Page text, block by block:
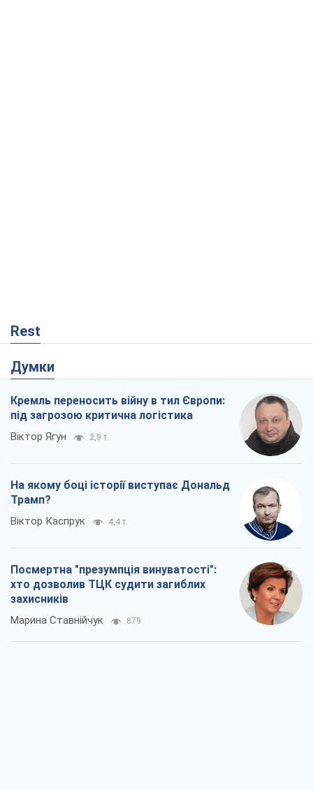
Rest
Думки
Кремль переносить війну в тил Європи:
під загрозою критична логістика
Віктор Ягун 2,9 т.
На якому боці історії виступає Дональд
Трамп?
Віктор Каспрук 4,4 т.
Посмертна "презумпція винуватості":
хто дозволив ТЦК судити загиблих
захисників
Марина Ставнійчук 879